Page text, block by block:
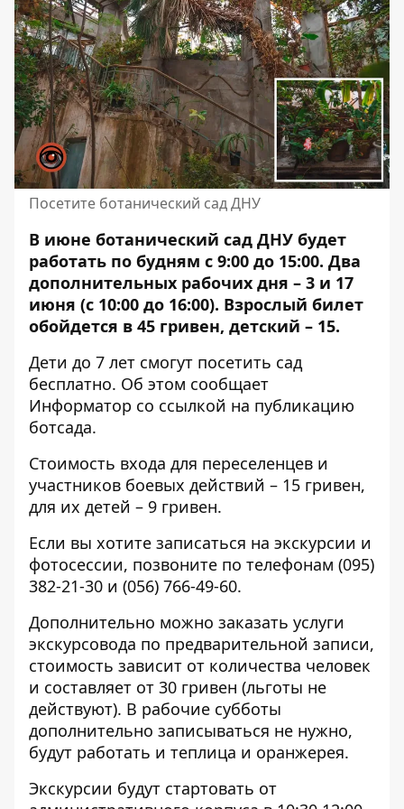
Посетите ботанический сад ДНУ
В июне ботанический сад ДНУ будет
работать по будням с 9:00 до 15:00. Два
дополнительных рабочих дня – 3 и 17
июня (с 10:00 до 16:00). Взрослый билет
обойдется в 45 гривен, детский – 15.
Дети до 7 лет смогут посетить сад
бесплатно. Об этом сообщает
Информатор со ссылкой на публикацию
ботсада.
Стоимость входа для переселенцев и
участников боевых действий – 15 гривен,
для их детей – 9 гривен.
Если вы хотите записаться на экскурсии и
фотосессии, позвоните по телефонам (095)
382-21-30 и (056) 766-49-60.
Дополнительно можно заказать услуги
экскурсовода по предварительной записи,
стоимость зависит от количества человек
и составляет от 30 гривен (льготы не
действуют). В рабочие субботы
дополнительно записываться не нужно,
будут работать и теплица и оранжерея.
Экскурсии будут стартовать от